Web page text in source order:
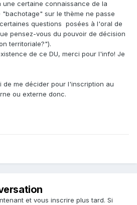
certaine connaissance de la
sur le thème ne passe
questions posées à l'oral de
pensez-vous du pouvoir de décision
territoriale?").
de ce DU, merci pour l'info! Je
de me décider pour l'inscription au
ou externe donc.
et vous inscrire plus tard. Si